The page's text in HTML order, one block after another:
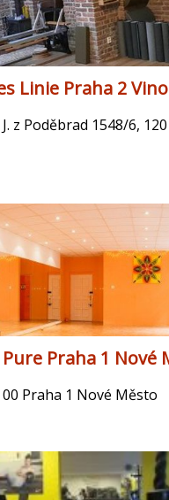
Linie Praha 2
z Poděbrad 1548/6,
Praha 1 Nové
Praha 1 Nové Město